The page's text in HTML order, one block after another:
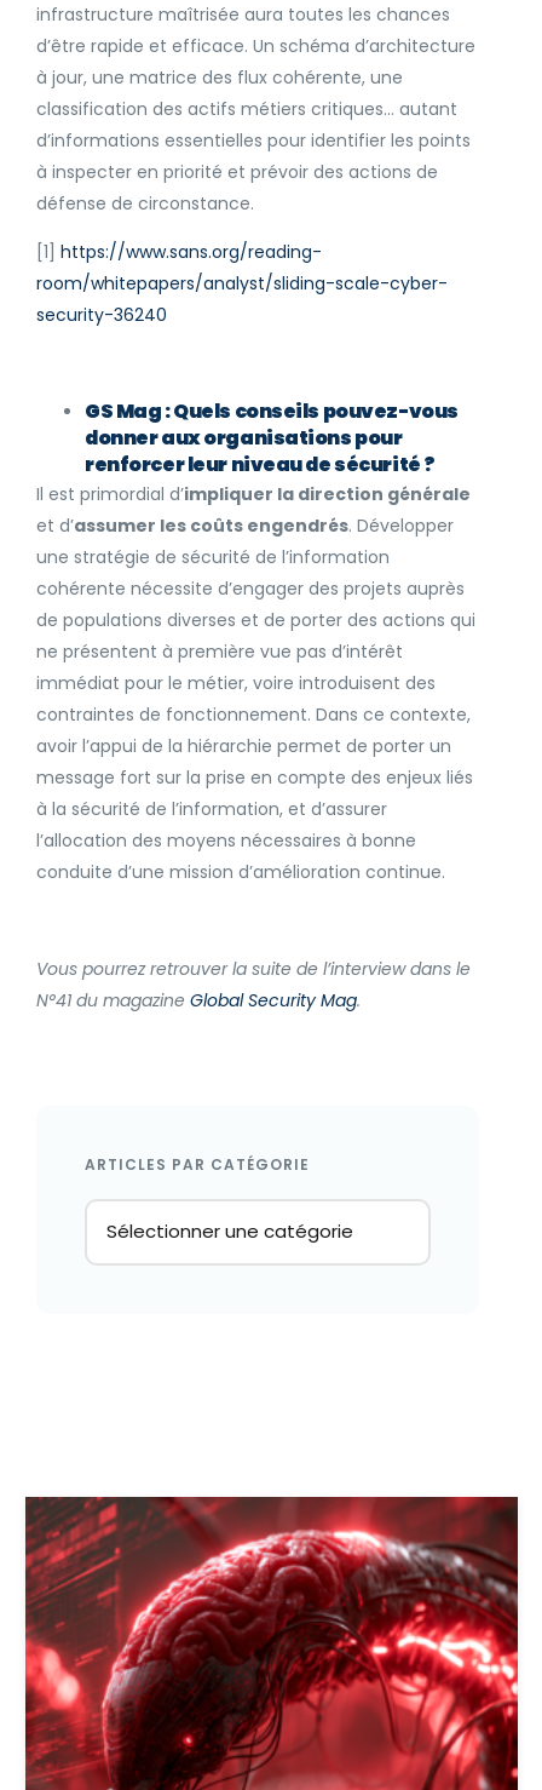
infrastructure maîtrisée aura toutes les chances
d’être rapide et efficace. Un schéma d’architecture
à jour, une matrice des flux cohérente, une
classification des actifs métiers critiques… autant
d’informations essentielles pour identifier les points
à inspecter en priorité et prévoir des actions de
défense de circonstance.
[1] https://www.sans.org/reading-
room/whitepapers/analyst/sliding-scale-cyber-
security-36240
GS Mag : Quels conseils pouvez-vous
donner aux organisations pour
renforcer leur niveau de sécurité ?
Il est primordial d’impliquer la direction générale
et d’assumer les coûts engendrés. Développer
une stratégie de sécurité de l’information
cohérente nécessite d’engager des projets auprès
de populations diverses et de porter des actions qui
ne présentent à première vue pas d’intérêt
immédiat pour le métier, voire introduisent des
contraintes de fonctionnement. Dans ce contexte,
avoir l’appui de la hiérarchie permet de porter un
message fort sur la prise en compte des enjeux liés
à la sécurité de l’information, et d’assurer
l’allocation des moyens nécessaires à bonne
conduite d’une mission d’amélioration continue.
Vous pourrez retrouver la suite de l’interview dans le
N°41 du magazine Global Security Mag.
ARTICLES PAR CATÉGORIE